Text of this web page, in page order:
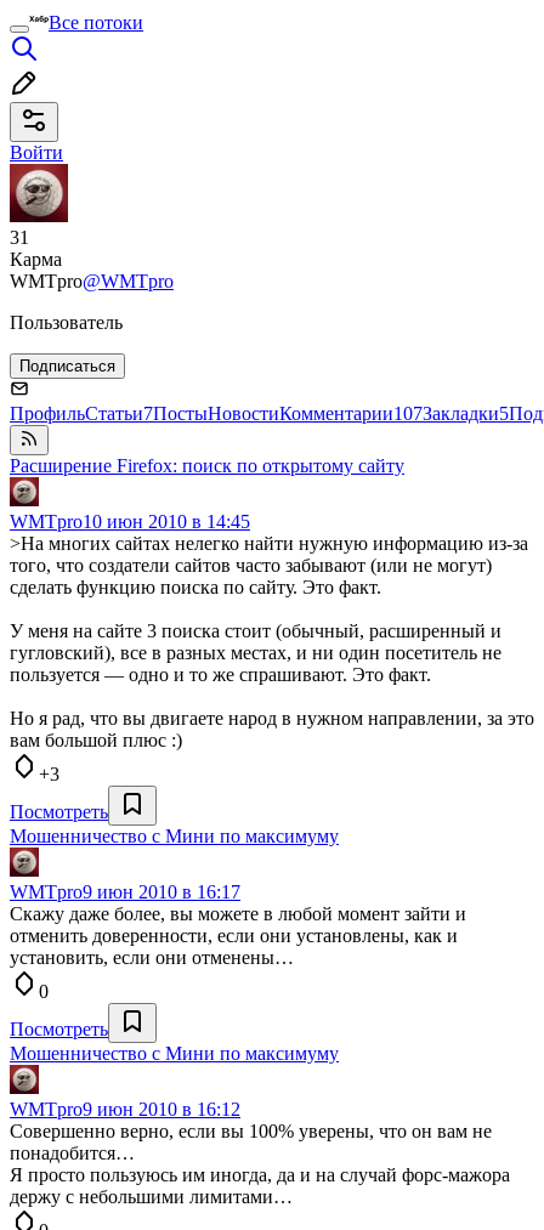
Все потоки
Войти
31
Карма
WMTpro@WMTpro
Пользователь
Подписаться
ПрофильСтатьи7ПостыНовостиКомментарии107Закладки5
Расширение Firefox: поиск по открытому сайту
WMTpro10 июн 2010 в 14:45
>На многих сайтах нелегко найти нужную информацию из-за
того, что создатели сайтов часто забывают (или не могут)
сделать функцию поиска по сайту. Это факт.
У меня на сайте 3 поиска стоит (обычный, расширенный и
гугловский), все в разных местах, и ни один посетитель не
пользуется — одно и то же спрашивают. Это факт.
Но я рад, что вы двигаете народ в нужном направлении, за это
вам большой плюс :)
+3
Посмотреть
Мошенничество с Мини по максимуму
WMTpro9 июн 2010 в 16:17
Скажу даже более, вы можете в любой момент зайти и
отменить доверенности, если они установлены, как и
установить, если они отменены…
0
Посмотреть
Мошенничество с Мини по максимуму
WMTpro9 июн 2010 в 16:12
Совершенно верно, если вы 100% уверены, что он вам не
понадобится…
Я просто пользуюсь им иногда, да и на случай форс-мажора
держу с небольшими лимитами…